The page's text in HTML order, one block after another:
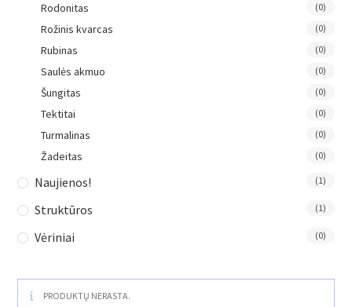
PRODUKTŲ NERASTA.
Rodonitas (0)
Rožinis kvarcas (0)
Rubinas (0)
Saulės akmuo (0)
Šungitas (0)
Tektitai (0)
Turmalinas (0)
Žadeitas (0)
Naujienos! (1)
Struktūros (1)
Vėriniai (0)